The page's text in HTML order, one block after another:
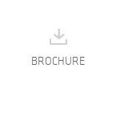
BROCHURE